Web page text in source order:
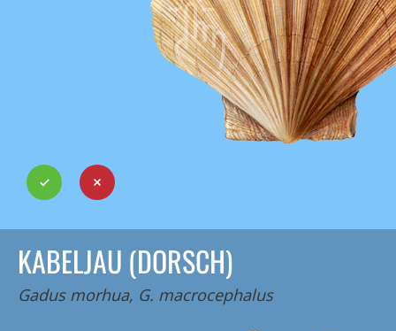
KABELJAU (DORSCH)
Gadus morhua, G. macrocephalus